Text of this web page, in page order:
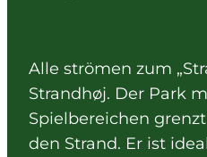
Alle strömen zum
Strandhøj. Der Park
Spielbereichen
den Strand. Er ist